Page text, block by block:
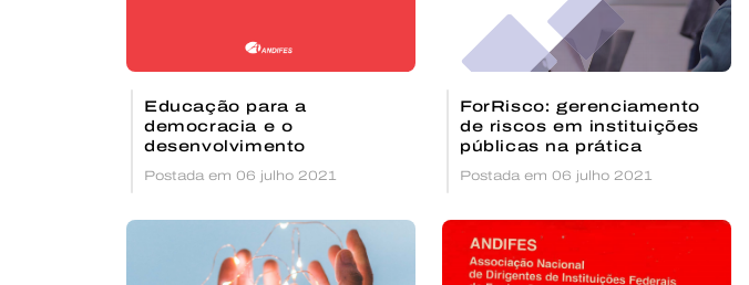
Educação para a
democracia e o
desenvolvimento
Postada em 06 julho 2021
ForRisco: gerenciamento
de riscos em instituições
públicas na prática
Postada em 06 julho 2021